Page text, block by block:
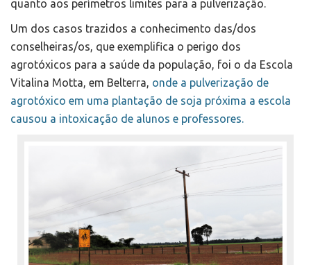
quanto aos perímetros limites para a pulverização.
Um dos casos trazidos a conhecimento das/dos
conselheiras/os, que exemplifica o perigo dos
agrotóxicos para a saúde da população, foi o da Escola
Vitalina Motta, em Belterra, onde a pulverização de
agrotóxico em uma plantação de soja próxima a escola
causou a intoxicação de alunos e professores.